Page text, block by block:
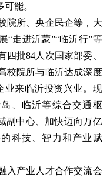
能。
所、央企民企等，大
“走进沂蒙”“临沂行”等
批84人次国家部委、
校院所与临沂达成深度
业来临沂投资兴业。现
、临沂等综合交通枢
副中心、加快迈向万亿
科技、智力和产业赋
产业人才合作交流会